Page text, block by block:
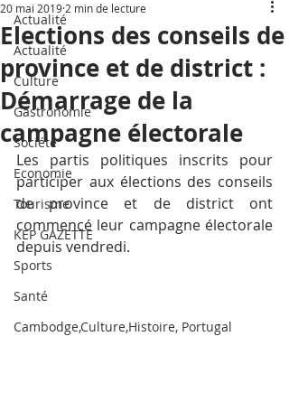
Actualité
Actualité
Culture
Gastronomie
Société
Economie
Tourisme
KEP GAZETTE
Sports
Santé
Cambodge,Culture,Histoire, Portugal
Elections des conseils de
province et de district :
Démarrage de la
campagne électorale
20 mai 2019 2 min de lecture
Les partis politiques inscrits pour
participer aux élections des conseils
de province et de district ont
commencé leur campagne électorale
depuis vendredi.